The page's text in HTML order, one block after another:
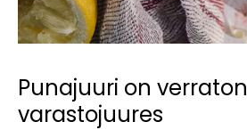
Punajuuri on verraton
varastojuures